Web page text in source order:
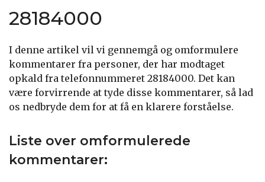
28184000
I denne artikel vil vi gennemgå og omformulere
kommentarer fra personer, der har modtaget
opkald fra telefonnummeret 28184000. Det kan
være forvirrende at tyde disse kommentarer, så lad
os nedbryde dem for at få en klarere forståelse.
Liste over omformulerede
kommentarer: